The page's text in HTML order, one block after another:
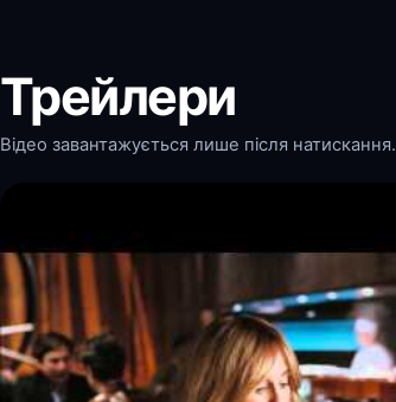
Трейлери
Відео завантажується лише після натискання.